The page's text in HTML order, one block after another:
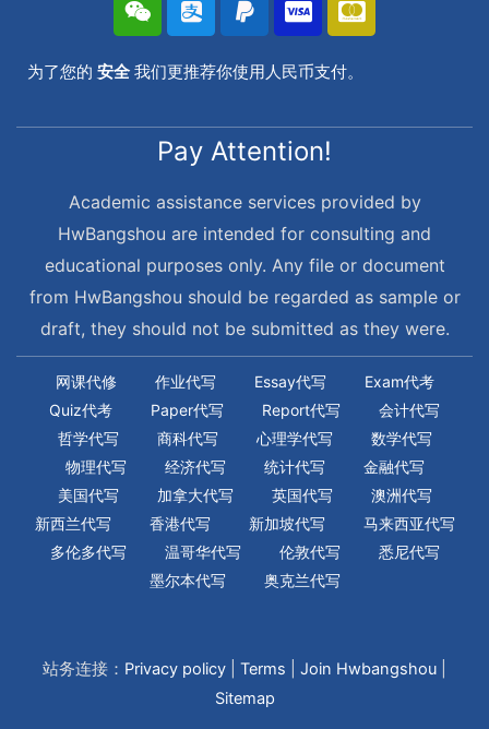
为了您的 安全 我们更推荐你使用人民币支付。
Pay Attention!
Academic assistance services provided by
HwBangshou are intended for consulting and
educational purposes only. Any file or document
from HwBangshou should be regarded as sample or
draft, they should not be submitted as they were.
网课代修 作业代写 Essay代写
Exam代考
Quiz代考
Paper代写 Report代写
会计代写
哲学代写
商科代写 心理学代写
数学代写
物理代写
经济代写 统计代写
金融代写
美国代写
加拿大代写 英国代写
澳洲代写
新西兰代写
香港代写 新加坡代写
马来西亚代写
多伦多代写
温哥华代写 伦敦代写
悉尼代写
墨尔本代写
奥克兰代写
站务连接： Privacy policy Terms Join Hwbangshou
Sitemap